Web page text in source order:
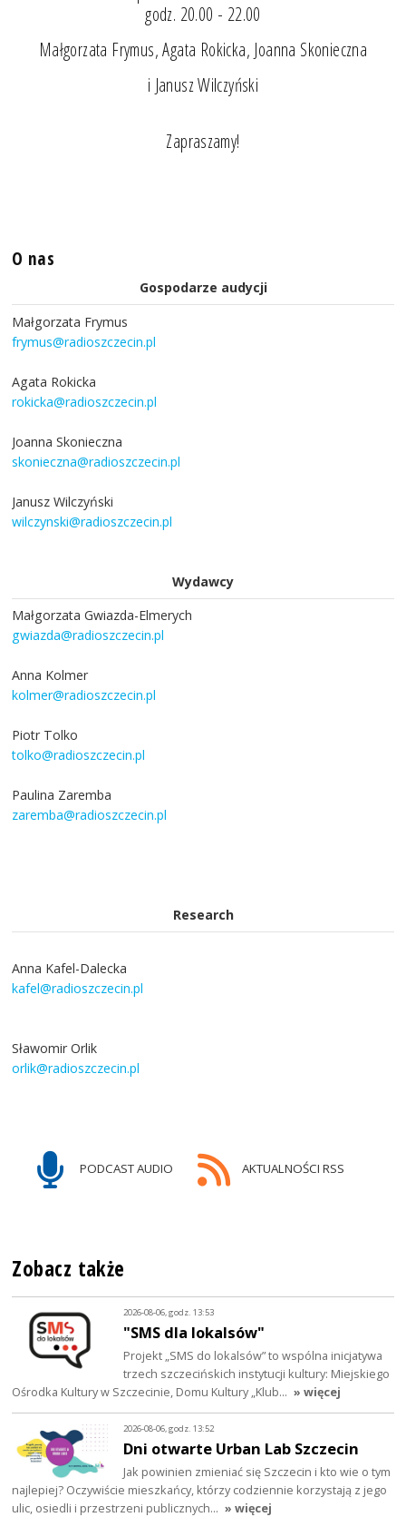
godz. 20.00 - 22.00
Małgorzata Frymus, Agata Rokicka, Joanna Skonieczna
i Janusz Wilczyński
Zapraszamy!
O nas
Gospodarze audycji
Małgorzata Frymus
frymus@radioszczecin.pl
Agata Rokicka
rokicka@radioszczecin.pl
Joanna Skonieczna
skonieczna@radioszczecin.pl
Janusz Wilczyński
wilczynski@radioszczecin.pl
Wydawcy
Małgorzata Gwiazda-Elmerych
gwiazda@radioszczecin.pl
Anna Kolmer
kolmer@radioszczecin.pl
Piotr Tolko
tolko@radioszczecin.pl
Paulina Zaremba
zaremba@radioszczecin.pl
Research
Anna Kafel-Dalecka
kafel@radioszczecin.pl
Sławomir Orlik
orlik@radioszczecin.pl
PODCAST AUDIO AKTUALNOŚCI RSS
Zobacz także
2026-08-06, godz. 13:53
"SMS dla lokalsów"
Projekt „SMS do lokalsów” to wspólna inicjatywa
trzech szczecińskich instytucji kultury: Miejskiego
Ośrodka Kultury w Szczecinie, Domu Kultury „Klub… » więcej
2026-08-06, godz. 13:52
Dni otwarte Urban Lab Szczecin
Jak powinien zmieniać się Szczecin i kto wie o tym
najlepiej? Oczywiście mieszkańcy, którzy codziennie korzystają z jego
ulic, osiedli i przestrzeni publicznych… » więcej